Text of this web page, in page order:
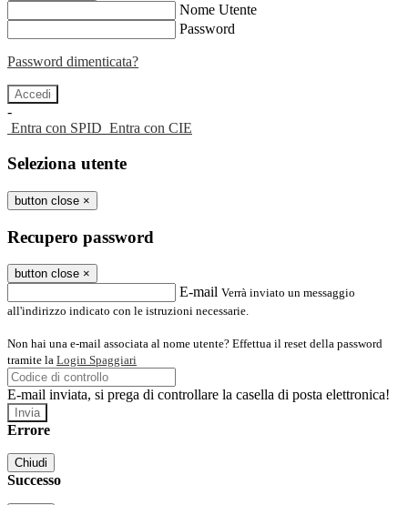
Nome Utente
Password
Password dimenticata?
-
Entra con SPID Entra con CIE
Seleziona utente
button close ×
Recupero password
button close ×
E-mail Verrà inviato un messaggio
all'indirizzo indicato con le istruzioni necessarie.
Non hai una e-mail associata al nome utente? Effettua il reset della password
tramite la Login Spaggiari
E-mail inviata, si prega di controllare la casella di posta elettronica!
Errore
Chiudi
Successo